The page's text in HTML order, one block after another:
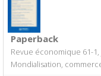
Paperback
Revue économique 61-1,
Mondialisation,